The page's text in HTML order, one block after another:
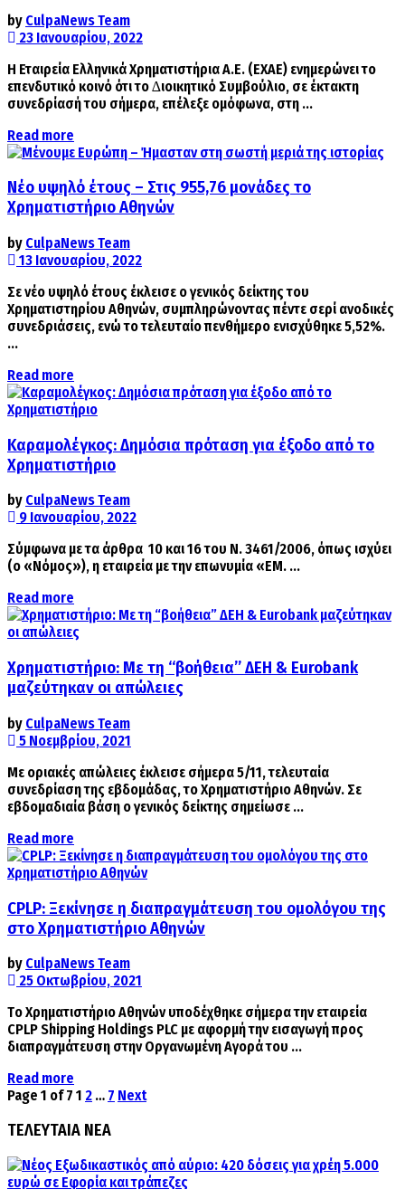
by CulpaNews Team
23 Ιανουαρίου, 2022
Η Εταιρεία Ελληνικά Χρηματιστήρια Α.Ε. (ΕΧΑΕ) ενημερώνει το
επενδυτικό κοινό ότι το ∆ιοικητικό Συμβούλιο, σε έκτακτη
συνεδρίασή του σήμερα, επέλεξε ομόφωνα, στη ...
Read more
Νέο υψηλό έτους – Στις 955,76 μονάδες το
Χρηματιστήριο Αθηνών
by CulpaNews Team
13 Ιανουαρίου, 2022
Σε νέο υψηλό έτους έκλεισε ο γενικός δείκτης του
Χρηματιστηρίου Αθηνών, συμπληρώνοντας πέντε σερί ανοδικές
συνεδριάσεις, ενώ το τελευταίο πενθήμερο ενισχύθηκε 5,52%.
...
Read more
Καραμολέγκος: Δημόσια πρόταση για έξοδο από το
Χρηματιστήριο
by CulpaNews Team
9 Ιανουαρίου, 2022
Σύμφωνα με τα άρθρα 10 και 16 του Ν. 3461/2006, όπως ισχύει
(ο «Νόμος»), η εταιρεία με την επωνυμία «ΕΜ. ...
Read more
Χρηματιστήριο: Με τη “βοήθεια” ΔΕΗ & Eurobank
μαζεύτηκαν οι απώλειες
by CulpaNews Team
5 Νοεμβρίου, 2021
Με οριακές απώλειες έκλεισε σήμερα 5/11, τελευταία
συνεδρίαση της εβδομάδας, το Χρηματιστήριο Αθηνών. Σε
εβδομαδιαία βάση ο γενικός δείκτης σημείωσε ...
Read more
CPLP: Ξεκίνησε η διαπραγμάτευση του ομολόγου της
στο Χρηματιστήριο Αθηνών
by CulpaNews Team
25 Οκτωβρίου, 2021
Tο Χρηματιστήριο Αθηνών υποδέχθηκε σήμερα την εταιρεία
CPLP Shipping Holdings PLC με αφορμή την εισαγωγή προς
διαπραγμάτευση στην Οργανωμένη Αγορά του ...
Read more
Page 1 of 7 1 2 … 7 Next
ΤΕΛΕΥΤΑΙΑ ΝΕΑ